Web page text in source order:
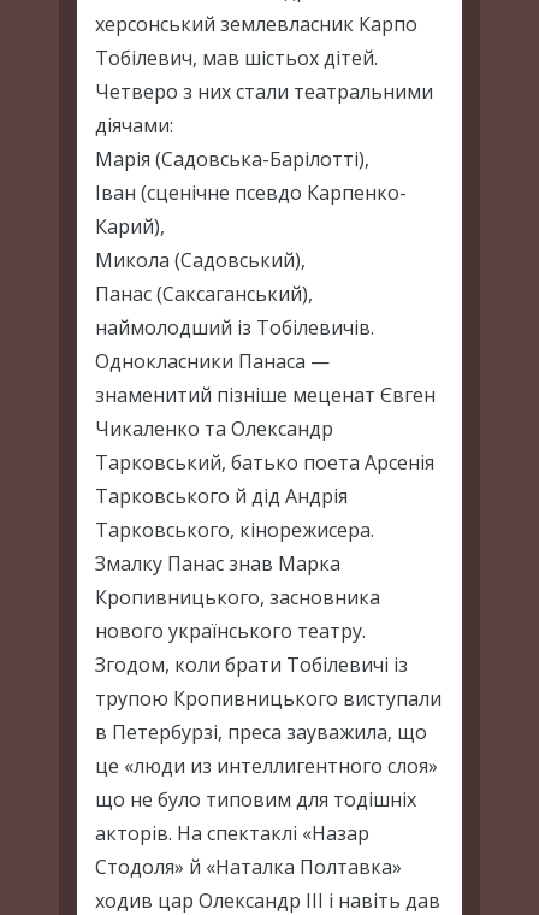
херсонський землевласник Карпо
Тобілевич, мав шістьох дітей.
Четверо з них стали театральними
діячами:
Марія (Садовська-Барілотті),
Іван (сценічне псевдо Карпенко-
Карий),
Микола (Садовський),
Панас (Саксаганський),
наймолодший із Тобілевичів.
Однокласники Панаса —
знаменитий пізніше меценат Євген
Чикаленко та Олександр
Тарковський, батько поета Арсенія
Тарковського й дід Андрія
Тарковського, кінорежисера.
Змалку Панас знав Марка
Кропивницького, засновника
нового українського театру.
Згодом, коли брати Тобілевичі із
трупою Кропивницького виступали
в Петербурзі, преса зауважила, що
це «люди из интеллигентного слоя»
що не було типовим для тодішніх
акторів. На спектаклі «Назар
Стодоля» й «Наталка Полтавка»
ходив цар Олександр ІІІ і навіть дав